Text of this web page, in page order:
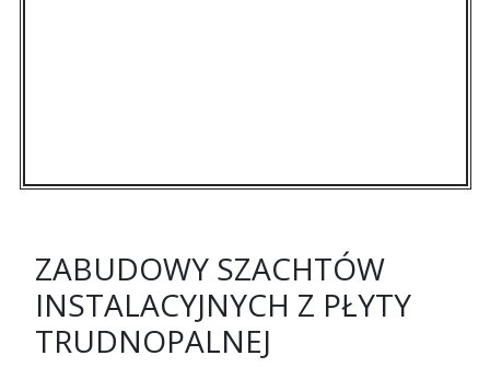
ZABUDOWY SZACHTÓW
INSTALACYJNYCH Z PŁYTY
TRUDNOPALNEJ